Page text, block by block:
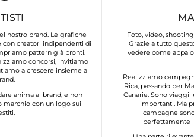
nostro brand. Le grafiche
con creatori indipendenti di
pattern già pronti.
concorsi, invitiamo
a crescere insieme al
anima al brand, e non
marchio con un logo sui
Foto, video,
Grazie a tutto
vedere come
Realizziamo
Rica, passando per
Canarie. Sono viaggi
importanti. Ma
campagne
perfettamente